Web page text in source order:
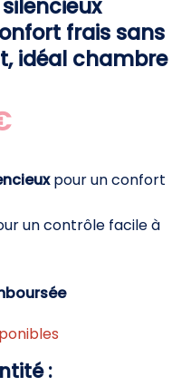
frais sans
idéal chambre
Le
actuel
est :
39,90 €.
pour un confort
un contrôle facile à
: